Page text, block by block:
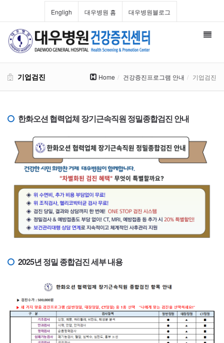
Engligh 대우병원 홈 대우병원블로그
기업검진 Home 건강증진프로그램 안내 기업검진
한화오션 협력업체 장기근속직원 정밀종합검진 안내
2025년 정밀 종합검진 세부 내용